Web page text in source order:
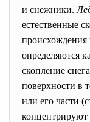
и снежники.
естественные
происхождения
определяются
скопление
поверхности в
или его части
концентрируют